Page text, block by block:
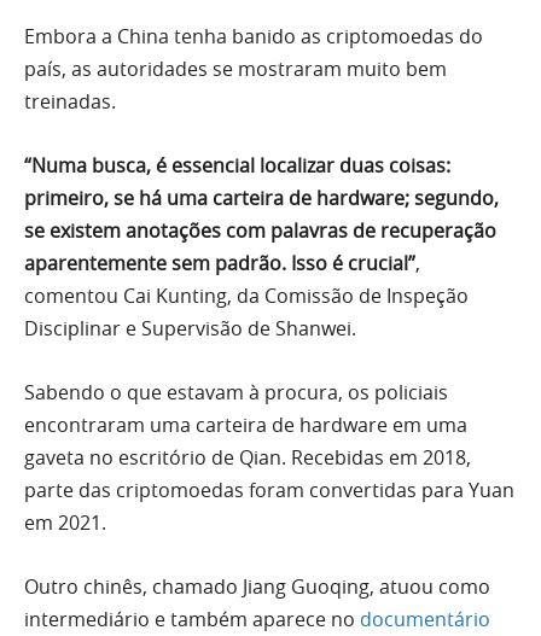
Embora a China tenha banido as criptomoedas do
país, as autoridades se mostraram muito bem
treinadas.
“Numa busca, é essencial localizar duas coisas:
primeiro, se há uma carteira de hardware; segundo,
se existem anotações com palavras de recuperação
aparentemente sem padrão. Isso é crucial”,
comentou Cai Kunting, da Comissão de Inspeção
Disciplinar e Supervisão de Shanwei.
Sabendo o que estavam à procura, os policiais
encontraram uma carteira de hardware em uma
gaveta no escritório de Qian. Recebidas em 2018,
parte das criptomoedas foram convertidas para Yuan
em 2021.
Outro chinês, chamado Jiang Guoqing, atuou como
intermediário e também aparece no documentário